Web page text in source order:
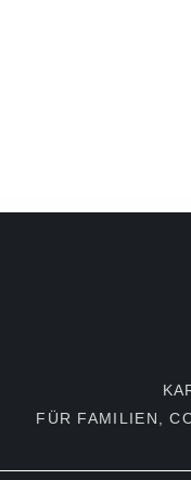
FÜR FAMILIEN,